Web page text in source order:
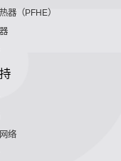
器（PFHE）
络